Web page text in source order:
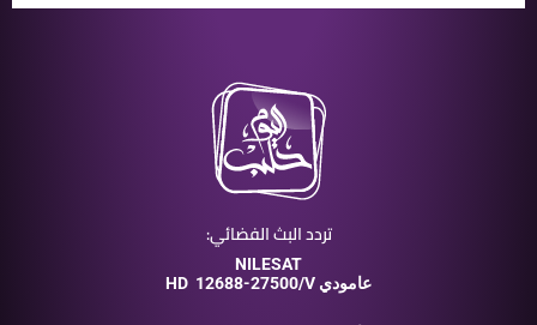
تردد البث الفضائي:
NILESAT
HD
12688-27500/V عامودي